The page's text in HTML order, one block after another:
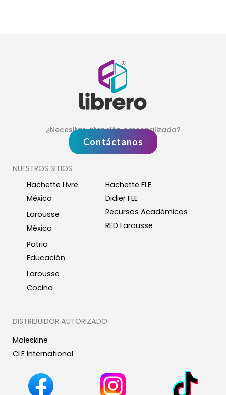
¿Necesitas atención personalizada?
Contáctanos
NUESTROS SITIOS
Hachette Livre
México
Larousse
México
Patria
Educación
Larousse
Cocina
Hachette FLE
Didier FLE
Recursos Académicos
RED Larousse
DISTRIBUIDOR AUTORIZADO
Moleskine
CLE International